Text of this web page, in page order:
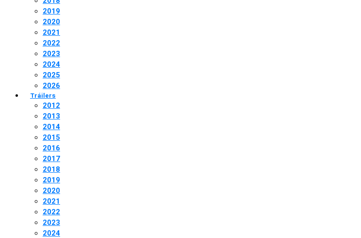
2019
2020
2021
2022
2023
2024
2025
2026
Tráilers
2012
2013
2014
2015
2016
2017
2018
2019
2020
2021
2022
2023
2024